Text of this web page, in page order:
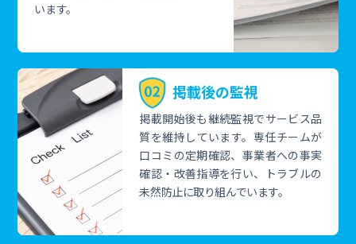
います。
掲載後の監視
掲載開始後も継続監視でサービス品
質を維持しています。専任チームが
口コミの定期確認、事業者への事実
確認・改善指導を行い、トラブルの
未然防止に取り組んでいます。